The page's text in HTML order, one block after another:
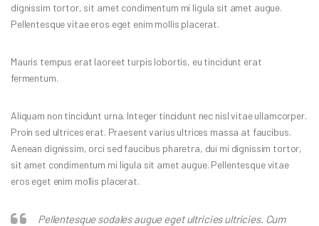
dignissim tortor, sit amet condimentum mi ligula sit amet augue.
Pellentesque vitae eros eget enim mollis placerat.
Mauris tempus erat laoreet turpis lobortis, eu tincidunt erat
fermentum.
Aliquam non tincidunt urna. Integer tincidunt nec nisl vitae ullamcorper.
Proin sed ultrices erat. Praesent varius ultrices massa at faucibus.
Aenean dignissim, orci sed faucibus pharetra, dui mi dignissim tortor,
sit amet condimentum mi ligula sit amet augue. Pellentesque vitae
eros eget enim mollis placerat.
Pellentesque sodales augue eget ultricies ultricies. Cum